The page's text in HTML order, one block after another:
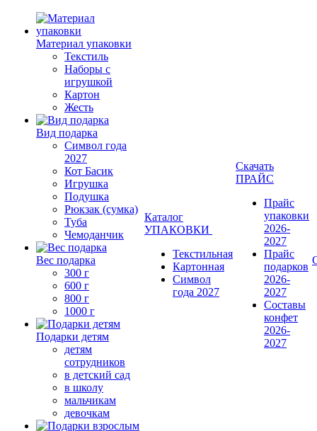
Материал упаковки
Текстиль
Наборы с
игрушкой
Картон
Жесть
Вид подарка
Символ года
2027
Кот Басик
Игрушка
Подушка
Рюкзак (сумка)
Туба
Чемоданчик
Вес подарка
300 г
600 г
800 г
1000 г
Подарки детям
детям
сотрудников
в детский сад
в школу
мальчикам
девочкам
Каталог
УПАКОВКИ
Текстильная
Картонная
Символ
года 2027
Скачать
ПРАЙС
Прайс
упаковки
2026-
2027
Прайс
подарков
2026-
2027
Составы
конфет
2026-
2027